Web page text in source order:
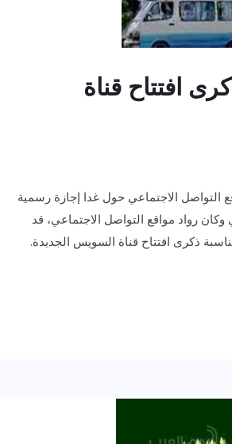
افتتاح قناة
التواصل الاجتماعي حول غدا إجازة رسمية
رواد مواقع التواصل الاجتماعي، قد
ذكرى افتتاح قناة السويس الجديدة.
ديسمبر 26, 2017